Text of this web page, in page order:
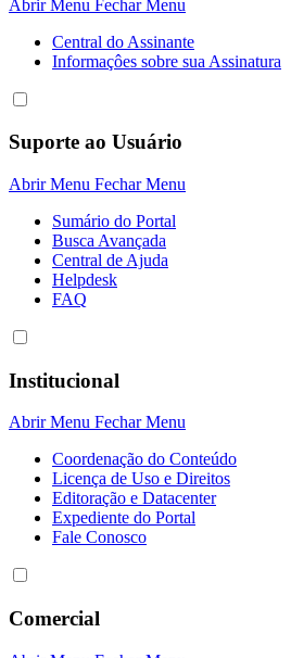
Abrir Menu Fechar Menu
Central do Assinante
Informaçôes sobre sua Assinatura
Suporte ao Usuário
Abrir Menu Fechar Menu
Sumário do Portal
Busca Avançada
Central de Ajuda
Helpdesk
FAQ
Institucional
Abrir Menu Fechar Menu
Coordenação do Conteúdo
Licença de Uso e Direitos
Editoração e Datacenter
Expediente do Portal
Fale Conosco
Comercial